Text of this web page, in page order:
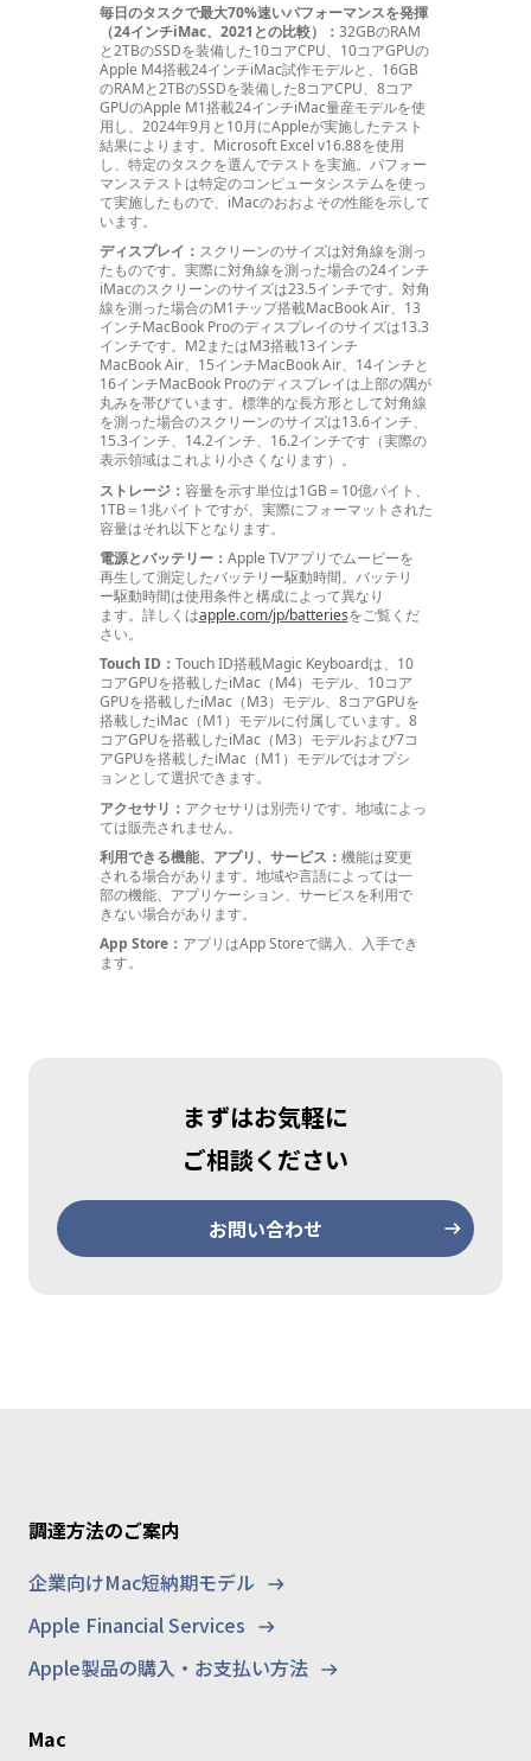
毎日のタスクで最大70%速いパフォーマンスを発揮
（24インチiMac、2021との比較）： 32GBのRAM
と2TBのSSDを装備した10コアCPU、10コアGPUの
Apple M4搭載24インチiMac試作モデルと、16GB
のRAMと2TBのSSDを装備した8コアCPU、8コア
GPUのApple M1搭載24インチiMac量産モデルを使
用し、2024年9月と10月にAppleが実施したテスト
結果により ます。 Microsoft Excel v16.88を使用
し、特定のタスクを選んでテストを実施。 パフォー
マンステストは特定のコンピュータシステムを使っ
て実施したもので、iMacのおおよその性能を示して
います。
ディスプレイ： スクリーンのサイズは対角線を測っ
たものです。 実際に対角線を測った場合の24インチ
iMacのスクリーンのサイズは23.5インチです。 対角
線を測った場合のM1チップ搭載MacBook Air、13
インチMacBook Proのディスプレイのサイズは13.3
インチです。 M2またはM3搭載13インチ
MacBook Air、15インチMacBook Air、14インチと
16インチMacBook Proのディスプレイは上部の隅が
丸みを帯びています。 標準的な長方形として対角線
を測った場合のスクリーンのサイズは13.6インチ、
15.3インチ、 14.2インチ、 16.2インチです（実際の
表示領域はこれより小さくなり ます）。
ストレージ： 容量を示す単位は1GB＝ 10億バイト、
1TB＝ 1兆バイトですが、実際にフォーマットされた
容量はそれ以下となり ます。
電源とバッテリー： Apple TVアプリでムービーを
再生して測定したバッテリー駆動時間。 バッテリ
ー駆動時間は使用条件と構成によって異なり
ます。 詳しくはapple.com/jp/batteriesをご覧くだ
さい。
Touch ID： Touch ID搭載Magic Keyboardは、10
コアGPUを搭載したiMac（M4）モデル、10コア
GPUを搭載したiMac（M3）モデル、8コアGPUを
搭載したiMac（M1）モデルに付属しています。 8
コアGPUを搭載したiMac（M3）モデルおよび7コ
アGPUを搭載したiMac（M1）モデルではオプシ
ョンとして選択でき ます。
アクセサリ： アクセサリは別売りです。 地域によっ
ては販売されません。
利用できる機能、アプリ、サービス： 機能は変更
される場合があり ます。 地域や言語によっては一
部の機能、アプリケーション、サービスを利用で
きない場合があり ます。
App Store： アプリはApp Storeで購入、入手でき
ます。
まずはお気軽に
ご相談ください
お問い合わせ
調達方法のご案内
企業向けMac短納期モデル
Apple Financial Services
Apple製品の購入・お支払い方法
Mac